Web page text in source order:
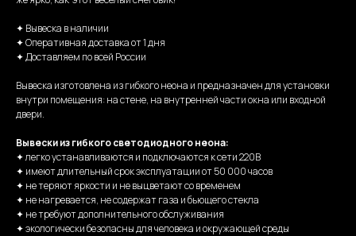
✦ Вывеска в наличии
✦ Оперативная доставка от 1 дня
✦ Доставляем по всей России
Вывеска изготовлена из гибкого неона и предназначен для установки
внутри помещения: на стене, на внутренней части окна или входной
двери.
Вывески из гибкого светодиодного неона:
✦ легко устанавливаются и подключаются к сети 220В
✦ имеют длительный срок эксплуатации от 50 000 часов
✦ не теряют яркости и не выцветают со временем
✦ не нагревается, не содержат газа и бьющего стекла
✦ не требуют дополнительного обслуживания
✦ экологически безопасны для человека и окружающей среды